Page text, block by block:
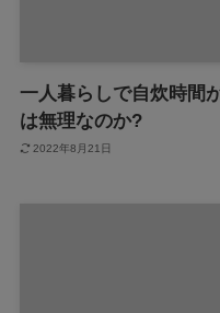
一人暮らしで自炊時間
は無理なのか?
2022年8月21日